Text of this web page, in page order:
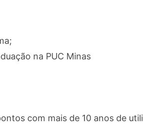
na PUC Minas
com mais de 10 anos de